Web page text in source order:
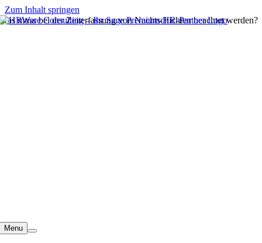
Zum Inhalt springen
Menu
Was muss bei der Zeiterfassung von Nachtschichten beachtet werden?